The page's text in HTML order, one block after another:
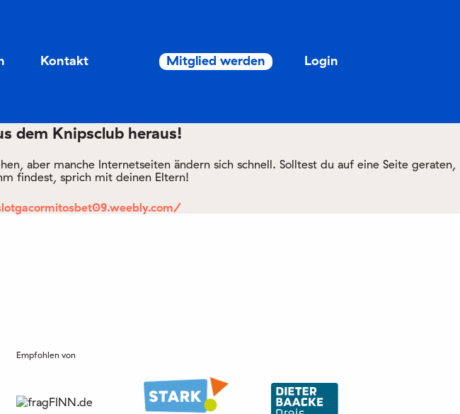
Kontakt Mitglied werden Login
dem Knipsclub heraus!
aber manche Internetseiten ändern sich schnell. Solltest du auf eine Seite geraten,
findest, sprich mit deinen Eltern!
Empfohlen von